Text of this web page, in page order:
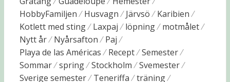
HobbyFamiljen
Husvagn Järvsö
Karibien
Kotlett med sting
Laxpaj löpning
motmålet
Nytt år
Nyårsafton
Paj
Playa de las Américas
Recept
Semester
Sommar
spring Stockholm
Svemester
Sverige semester
Teneriffa träning